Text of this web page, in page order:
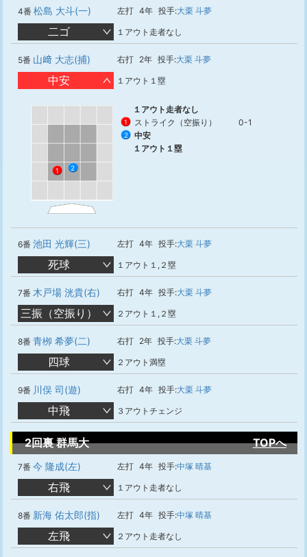
4番 松島 大斗(一) 左打 4年 投手:大栗 斗夢
二ゴ １アウト走者なし
5番 山﨑 大志(捕) 右打 2年 投手:大栗 斗夢
中安 １アウト１塁
1 2
１アウト走者なし
1 ストライク（空振り） 0-1
2
中安
１アウト１塁
6番 池田 光輝(三) 左打 4年 投手:大栗 斗夢
死球 １アウト１,２塁
7番 木戸場 洸貴(右) 右打 4年 投手:大栗 斗夢
三振（空振り） ２アウト１,２塁
8番 青栁 希夢(二) 右打 2年 投手:大栗 斗夢
四球 ２アウト満塁
9番 川俣 司(遊) 右打 4年 投手:大栗 斗夢
中飛 ３アウトチェンジ
2回裏 群馬大 TOPへ
7番 今 隆成(左) 左打 4年 投手:中塚 晴基
右飛 １アウト走者なし
8番 新海 佑太郎(指) 左打 4年 投手:中塚 晴基
左飛 ２アウト走者なし